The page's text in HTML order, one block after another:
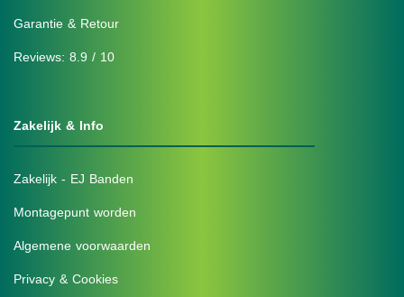
Garantie & Retour
Reviews: 8.9 / 10
Zakelijk & Info
Zakelijk - EJ Banden
Montagepunt worden
Algemene voorwaarden
Privacy & Cookies